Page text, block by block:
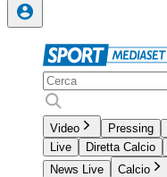
Video Pressing
Live
Diretta Calcio
News Live
Calcio